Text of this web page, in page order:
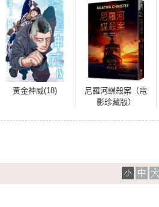
黃金神威(18)
尼羅河謀殺案（電
影珍藏版）